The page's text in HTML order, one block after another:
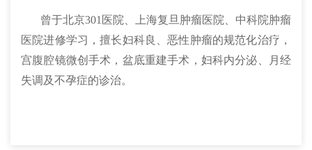
曾于北京301医院、上海复旦肿瘤医院、中科院肿瘤
医院进修学习，擅长妇科良、恶性肿瘤的规范化治疗，
宫腹腔镜微创手术，盆底重建手术，妇科内分泌、月经
失调及不孕症的诊治。